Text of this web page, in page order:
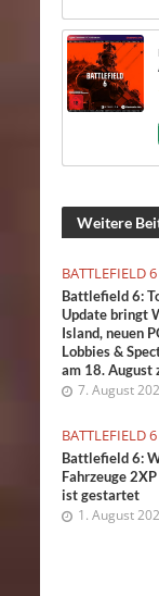
Weitere
BATTLEFIELD 6
Battlefield 6:
Update bringt
Island, neuen
Lobbies &
am 18. August
7. August
BATTLEFIELD 6
Battlefield 6:
Fahrzeuge
ist gestartet
1. August